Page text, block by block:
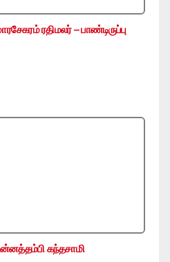
ரதிமலர் – பாண்டிருப்பு
கந்தசாமி